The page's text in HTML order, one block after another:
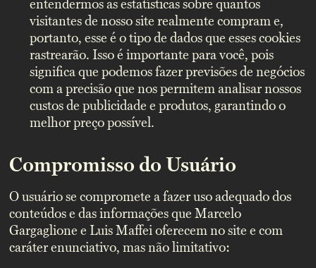
entendermos as estatísticas sobre quantos
visitantes de nosso site realmente compram e,
portanto, esse é o tipo de dados que esses cookies
rastrearão. Isso é importante para você, pois
significa que podemos fazer previsões de negócios
com a precisão que nos permitem analisar nossos
custos de publicidade e produtos, garantindo o
melhor preço possível.
Compromisso do Usuário
O usuário se compromete a fazer uso adequado dos
conteúdos e das informações que Marcelo
Gargaglione e Luis Maffei oferecem no site e com
caráter enunciativo, mas não limitativo: